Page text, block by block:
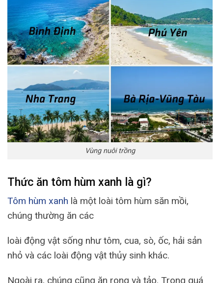
Vùng nuôi trồng
Thức ăn tôm hùm xanh là gì?
Tôm hùm xanh là một loài tôm hùm săn mồi,
chúng thường ăn các
loài động vật sống như tôm, cua, sò, ốc, hải sản
nhỏ và các loài động vật thủy sinh khác.
Ngoài ra, chúng cũng ăn rong và tảo. Trong quá